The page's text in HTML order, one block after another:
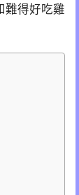
難得好吃雞